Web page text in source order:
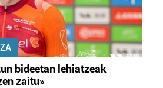
bideetan lehiatzeak
zaitu»